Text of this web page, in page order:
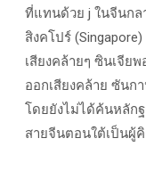
ที่แทนด้วย j ในจีนกล
สิงคโปร์
เสียงคล้ายๆ ซินเจีย
ออกเสียงคล้าย ซันก
โดยยังไม่ได้ค้นหลัก
สายจีนตอนใต้เป็นผู้